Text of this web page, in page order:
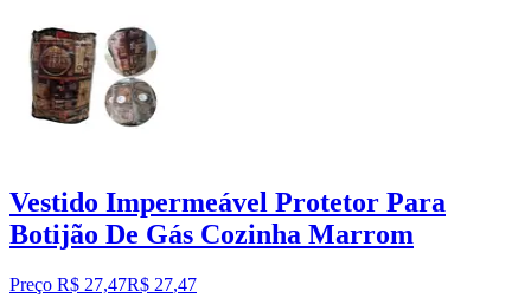
Vestido Impermeável Protetor Para
Botijão De Gás Cozinha Marrom
Preço R$ 27,47R$ 27,47